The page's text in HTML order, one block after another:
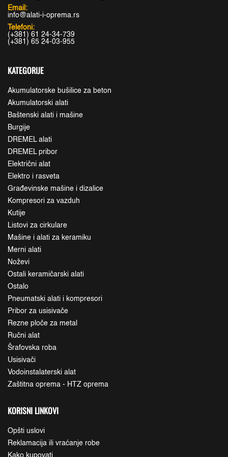
Email:
info@alati-i-oprema.rs
Telefoni:
(+381) 61 24-34-739
(+381) 65 24-03-955
KATEGORIJE
Akumulatorske bušilice za beton
Akumulatorski alati
Baštenski alati i mašine
Burgije
DREMEL alati
DREMEL pribor
Električni alat
Elektro i rasveta
Građevinske mašine i dizalice
Kompresori za vazduh
Kutije
Listovi za cirkulare
Mašine i alati za keramiku
Merni alati
Noževi
Ostali keramičarski alati
Ostalo
Pneumatski alati i kompresori
Pribor za usisivače
Rezne ploče za metal
Ručni alat
Šrafovska roba
Usisivači
Vodoinstalaterski alat
Zaštitna oprema - HTZ oprema
KORISNI LINKOVI
Opšti uslovi
Reklamacija ili vraćanje robe
Kako kupovati